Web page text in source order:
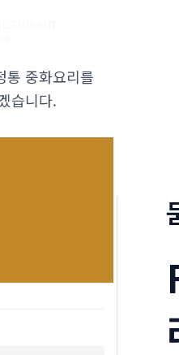
통 중화요리를
습니다.